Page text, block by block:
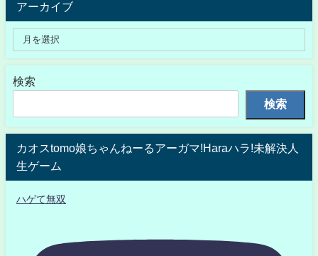
アーカイブ
検索
検索
カオスtomo娘ちゃんねーるアーガマ!Haraハラ!未解決人
生ゲーム
ハゲて無双